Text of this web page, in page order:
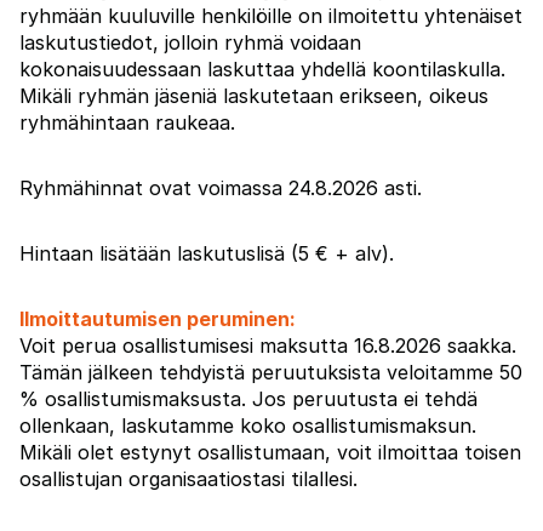
ryhmään kuuluville henkilöille on ilmoitettu yhtenäiset
laskutustiedot, jolloin ryhmä voidaan
kokonaisuudessaan laskuttaa yhdellä koontilaskulla.
Mikäli ryhmän jäseniä laskutetaan erikseen, oikeus
ryhmähintaan raukeaa.
Ryhmähinnat ovat voimassa 24.8.2026 asti.
Hintaan lisätään laskutuslisä (5 € + alv).
Ilmoittautumisen peruminen:
Voit perua osallistumisesi maksutta 16.8.2026 saakka.
Tämän jälkeen tehdyistä peruutuksista veloitamme 50
% osallistumismaksusta. Jos peruutusta ei tehdä
ollenkaan, laskutamme koko osallistumismaksun.
Mikäli olet estynyt osallistumaan, voit ilmoittaa toisen
osallistujan organisaatiostasi tilallesi.